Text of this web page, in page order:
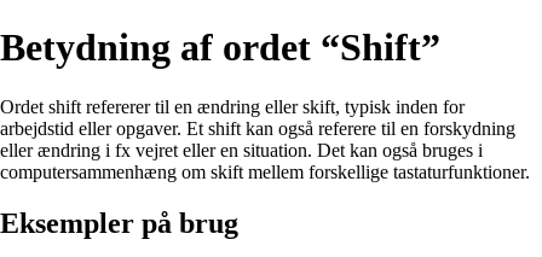
Betydning af ordet “Shift”
Ordet shift refererer til en ændring eller skift, typisk inden for
arbejdstid eller opgaver. Et shift kan også referere til en forskydning
eller ændring i fx vejret eller en situation. Det kan også bruges i
computersammenhæng om skift mellem forskellige tastaturfunktioner.
Eksempler på brug